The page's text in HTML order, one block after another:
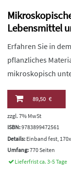
Lebensmittel
Erfahren Sie in
pflanzliches
mikroskopisch
89,50 €
zzgl. 7% MwSt
ISBN:9783899472561
Details: Einband fest,
Umfang:770 Seiten
Lieferfrist ca. 3-5 Tage